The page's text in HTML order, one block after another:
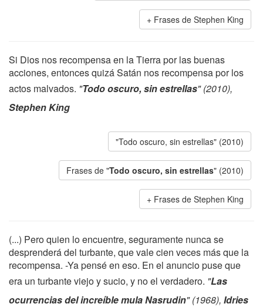
Frases de Stephen King
Si Dios nos recompensa en la Tierra por las buenas
acciones, entonces quizá Satán nos recompensa por los
actos malvados. "Todo oscuro, sin estrellas" (2010),
Stephen King
"Todo oscuro, sin estrellas" (2010)
Frases de "Todo oscuro, sin estrellas" (2010)
Frases de Stephen King
(...) Pero quien lo encuentre, seguramente nunca se
desprenderá del turbante, que vale cien veces más que la
recompensa. -Ya pensé en eso. En el anuncio puse que
era un turbante viejo y sucio, y no el verdadero. "Las
ocurrencias del increíble mula Nasrudin" (1968), Idries